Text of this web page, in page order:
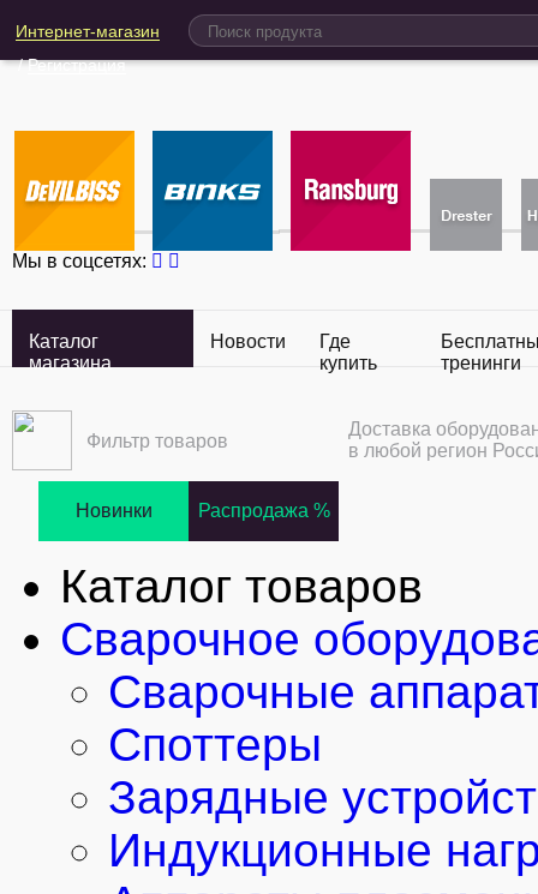
Интернет-магазин
/Регистрация
Мы в соцсетях:
Каталог
магазина
Новости
Где
купить
тренинги
Фильтр товаров
Доставка
в любой регион
Новинки Распродажа %
Каталог товаров
Сварочное
Сварочные
Споттеры
Зарядные
Индукционные